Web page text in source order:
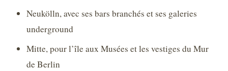
Neukölln, avec ses bars branchés et ses galeries
underground
Mitte, pour l’île aux Musées et les vestiges du Mur
de Berlin